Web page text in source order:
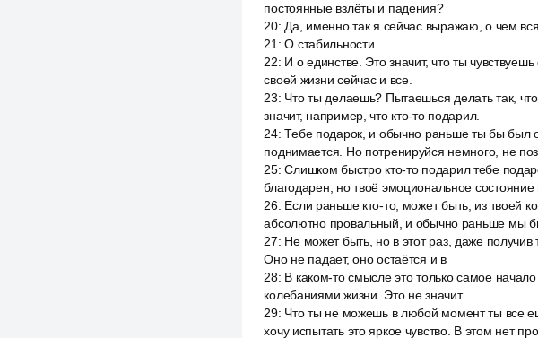
постоянные взлёты и падения?
20: Да, именно так я сейчас выражаю, о чем
21 :О стабильности.
22: И о единстве. Это значит, что ты
своей жизни сейчас и все.
23: Что ты делаешь? Пытаешься делать так,
значит, например, что кто-то подарил.
24:Тебе подарок, и обычно раньше ты бы был
поднимается. Но потренируйся немного, не
25:Слишком быстро кто-то подарил тебе
благодарен, но твоё эмоциональное состояние
26: Если раньше кто-то, может быть, из твоей
абсолютно провальный, и обычно раньше мы
27: Не может быть, но в этот раз, даже
Оно не падает, оно остаётся и в
28: В каком-то смысле это только самое
колебаниями жизни. Это не значит.
29: Что ты не можешь в любой момент ты все
хочу испытать это яркое чувство. В этом нет